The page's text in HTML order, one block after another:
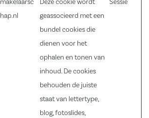
makelaarsc
hap.nl
Deze cookie wordt
geassocieerd met een
bundel cookies die
dienen voor het
ophalen en tonen van
inhoud. De cookies
behouden de juiste
staat van lettertype,
blog, fotoslides,
Sessie